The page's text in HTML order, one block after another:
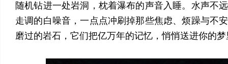
随机钻进一处岩洞，枕着瀑布的声音入睡。水声不
走调的白噪音，一点点冲刷掉那些焦虑、烦躁与不
磨过的岩石，它们把亿万年的记忆，悄悄送进你的梦